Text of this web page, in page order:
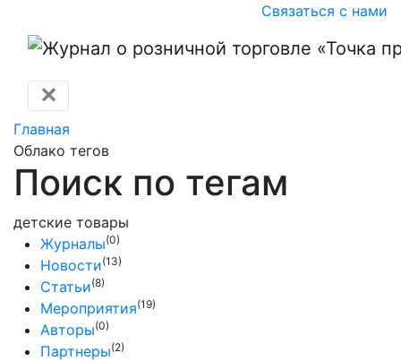
Связаться с нами
✕
Главная
Облако тегов
Поиск по тегам
детские товары
Журналы(0)
Новости(13)
Статьи(8)
Мероприятия(19)
Авторы(0)
Партнеры(2)